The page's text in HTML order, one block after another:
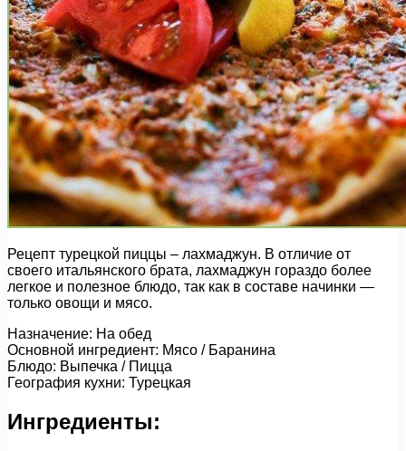
Рецепт турецкой пиццы – лахмаджун. В отличие от
своего итальянского брата, лахмаджун гораздо более
легкое и полезное блюдо, так как в составе начинки —
только овощи и мясо.
Назначение: На обед
Основной ингредиент: Мясо / Баранина
Блюдо: Выпечка / Пицца
География кухни: Турецкая
Ингредиенты: